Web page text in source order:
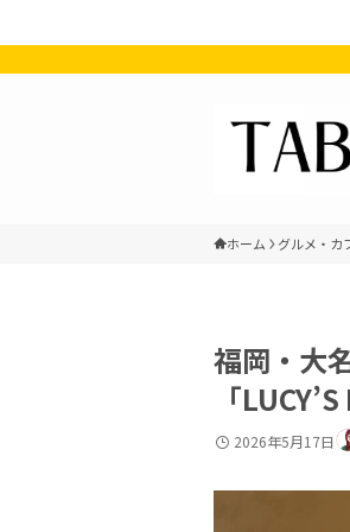
ホーム グルメ・カ
福岡・大
「
2026年5月17日